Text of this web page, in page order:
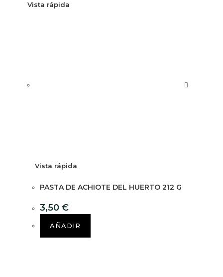
Vista rápida
Vista rápida
PASTA DE ACHIOTE DEL HUERTO 212 G
3,50 €
AÑADIR